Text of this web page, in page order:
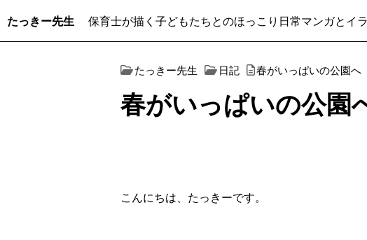
たっきー先生 保育士が描く子どもたちとのほっこり日常マンガとイラ
たっきー先生 日記 春がいっぱいの公園へ
春がいっぱいの公園
こんにちは、たっきーです。